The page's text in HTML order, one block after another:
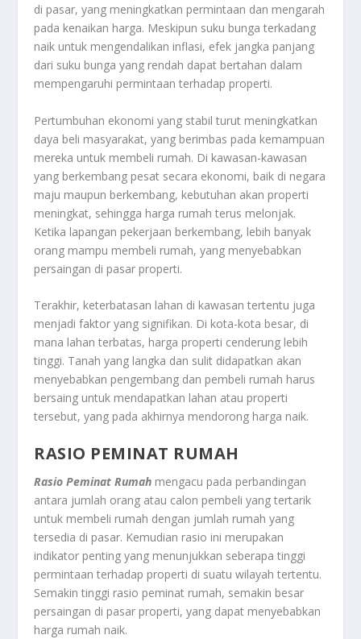
di pasar, yang meningkatkan permintaan dan mengarah
pada kenaikan harga. Meskipun suku bunga terkadang
naik untuk mengendalikan inflasi, efek jangka panjang
dari suku bunga yang rendah dapat bertahan dalam
mempengaruhi permintaan terhadap properti.
Pertumbuhan ekonomi yang stabil turut meningkatkan
daya beli masyarakat, yang berimbas pada kemampuan
mereka untuk membeli rumah. Di kawasan-kawasan
yang berkembang pesat secara ekonomi, baik di negara
maju maupun berkembang, kebutuhan akan properti
meningkat, sehingga harga rumah terus melonjak.
Ketika lapangan pekerjaan berkembang, lebih banyak
orang mampu membeli rumah, yang menyebabkan
persaingan di pasar properti.
Terakhir, keterbatasan lahan di kawasan tertentu juga
menjadi faktor yang signifikan. Di kota-kota besar, di
mana lahan terbatas, harga properti cenderung lebih
tinggi. Tanah yang langka dan sulit didapatkan akan
menyebabkan pengembang dan pembeli rumah harus
bersaing untuk mendapatkan lahan atau properti
tersebut, yang pada akhirnya mendorong harga naik.
RASIO PEMINAT RUMAH
Rasio Peminat Rumah mengacu pada perbandingan
antara jumlah orang atau calon pembeli yang tertarik
untuk membeli rumah dengan jumlah rumah yang
tersedia di pasar. Kemudian rasio ini merupakan
indikator penting yang menunjukkan seberapa tinggi
permintaan terhadap properti di suatu wilayah tertentu.
Semakin tinggi rasio peminat rumah, semakin besar
persaingan di pasar properti, yang dapat menyebabkan
harga rumah naik.